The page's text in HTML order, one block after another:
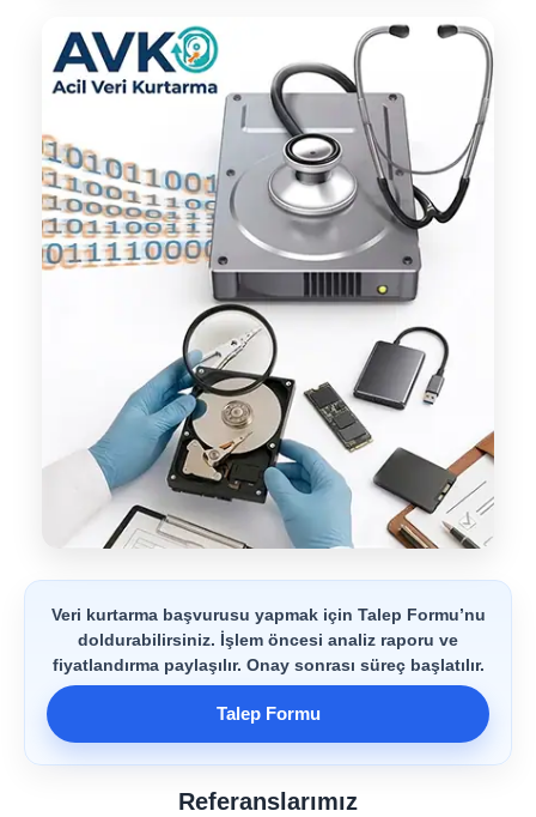
Veri kurtarma başvurusu yapmak için Talep Formu’nu
doldurabilirsiniz. İşlem öncesi analiz raporu ve
fiyatlandırma paylaşılır. Onay sonrası süreç başlatılır.
Talep Formu
Referanslarımız